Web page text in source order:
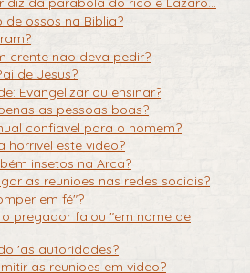
ossos na Biblia?
crente nao deva pedir?
de Jesus?
Evangelizar ou ensinar?
as pessoas boas?
confiavel para o homem?
horrivel este video?
insetos na Arca?
as reunioes nas redes sociais?
em fé"?
pregador falou "em nome de
'as autoridades?
as reunioes em video?